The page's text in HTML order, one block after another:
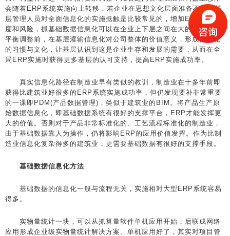
会随着ERP系统实施向上转移，若企业在思想文化层面准备不够，基
层管理人员对全面信息化的实施抵触是比较常见的，增加ERP实施难
度和风险，抓基础数据信息化可以在企业上下层之间在大的管理博弈
平衡调整前，在基层灌输信息化对公司整体的价值意义，形成信息化
的习惯与文化，让基层认识到这是企业生存和发展的需要，从而在全
局ERP实施时获得更多基层的认可支持，提高ERP实施成功率。
真实信息化路径在制造业早有类似的教训，制造业在十多年前即
获得比建筑业好很多的ERP系统实施成功率，但仍发现要补非常重要
的一课即PDM(产品数据管理)，类似于建筑业的BIM。将产品生产原
始数据信息化，即基础数据系统有很好的支撑平台，ERP才能发挥更
大的价值。否则对于产品非常标准化的、工艺流程标准化的制造业，
由于基础数据靠人为操作，仍将影响ERP的应用价值发挥。作为比制
造业信息化复杂得多的建筑业，更需要基础数据有很好的支撑手段。
基础数据信息化方法
基础数据的信息化一般与流程无关，实施相对大型ERP系统容易
得多。
实物量统计一块，可以从抓算量软件单机应用开始，后联成网络
应用形成企业级实物量统计解决方案。单机应用好了，其实对项目管